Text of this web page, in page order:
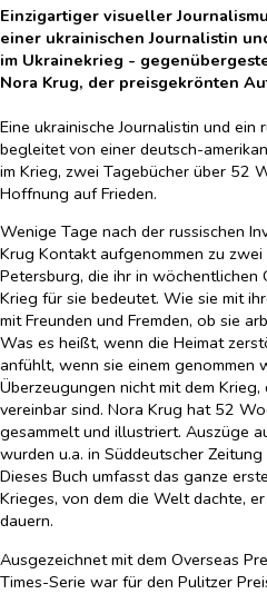
Einzigartiger visueller
einer ukrainischen Journalistin
im Ukrainekrieg -
Nora Krug, der preisgekrönten
Eine ukrainische Journalistin und ein
begleitet von einer deutsch-
im Krieg, zwei Tagebücher über 52
Hoffnung auf Frieden.
Wenige Tage nach der russischen
Krug Kontakt aufgenommen zu
Petersburg, die ihr in wöchentlichen
Krieg für sie bedeutet. Wie sie mit
mit Freunden und Fremden, ob sie
Was es heißt, wenn die Heimat
anfühlt, wenn sie einem genommen
Überzeugungen nicht mit dem
vereinbar sind. Nora Krug hat 52
gesammelt und illustriert. Auszüge
wurden u.a. in Süddeutscher
Dieses Buch umfasst das ganze
Krieges, von dem die Welt dachte,
dauern.
Ausgezeichnet mit dem Overseas
Times-Serie war für den Pulitzer